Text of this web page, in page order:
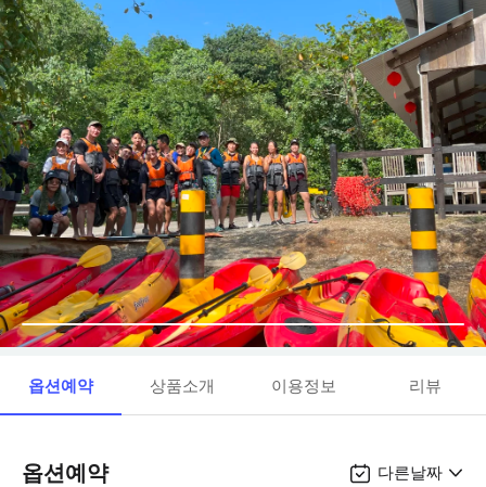
옵션예약 상품소개 이용정보 리뷰
옵션예약 다른날짜